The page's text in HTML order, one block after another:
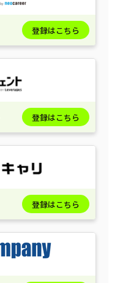
登録はこちら
登録はこちら
登録はこちら